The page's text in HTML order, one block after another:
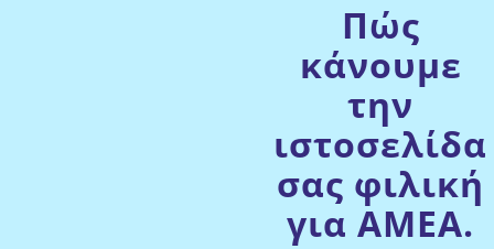
Πώς
κάνουμε
την
ιστοσελίδα
σας φιλική
για ΑΜΕΑ.